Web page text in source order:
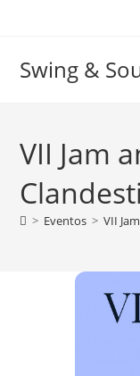
Swing &
VII Jam
> Eventos > VII